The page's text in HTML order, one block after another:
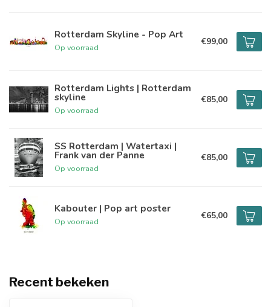
Rotterdam Skyline - Pop Art
Op voorraad
€99,00
Rotterdam Lights | Rotterdam
skyline
Op voorraad
€85,00
SS Rotterdam | Watertaxi |
Frank van der Panne
Op voorraad
€85,00
Kabouter | Pop art poster
Op voorraad
€65,00
Recent bekeken